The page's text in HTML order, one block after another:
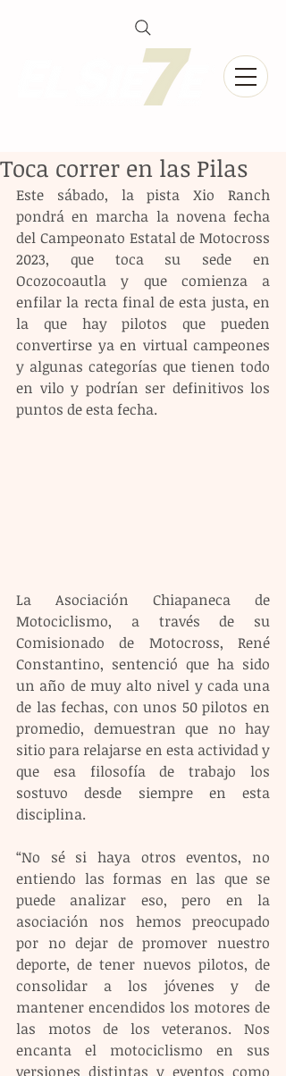
Toca correr en las Pilas
Este sábado, la pista Xio Ranch
pondrá en marcha la novena fecha
del Campeonato Estatal de Motocross
2023, que toca su sede en
Ocozocoautla y que comienza a
enfilar la recta final de esta justa, en
la que hay pilotos que pueden
convertirse ya en virtual campeones
y algunas categorías que tienen todo
en vilo y podrían ser definitivos los
puntos de esta fecha.
La Asociación Chiapaneca de
Motociclismo, a través de su
Comisionado de Motocross, René
Constantino, sentenció que ha sido
un año de muy alto nivel y cada una
de las fechas, con unos 50 pilotos en
promedio, demuestran que no hay
sitio para relajarse en esta actividad y
que esa filosofía de trabajo los
sostuvo desde siempre en esta
disciplina.
“No sé si haya otros eventos, no
entiendo las formas en las que se
puede analizar eso, pero en la
asociación nos hemos preocupado
por no dejar de promover nuestro
deporte, de tener nuevos pilotos, de
consolidar a los jóvenes y de
mantener encendidos los motores de
las motos de los veteranos. Nos
encanta el motociclismo en sus
versiones distintas y eventos como